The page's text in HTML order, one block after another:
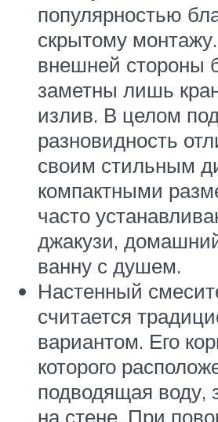
популярностью
скрытому
внешней стороны
заметны лишь
излив. В целом
разновидность
своим стильным
компактными
часто
джакузи,
ванну с душем.
Настенный
считается
вариантом. Его
которого
подводящая воду,
на стене. При